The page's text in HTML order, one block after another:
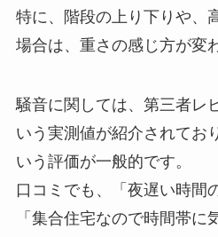
特に、階段の上り下りや、
場合は、重さの感じ方が変
騒音に関しては、第三者レ
いう実測値が紹介されてお
いう評価が一般的です。
口コミでも、「夜遅い時間
「集合住宅なので時間帯に